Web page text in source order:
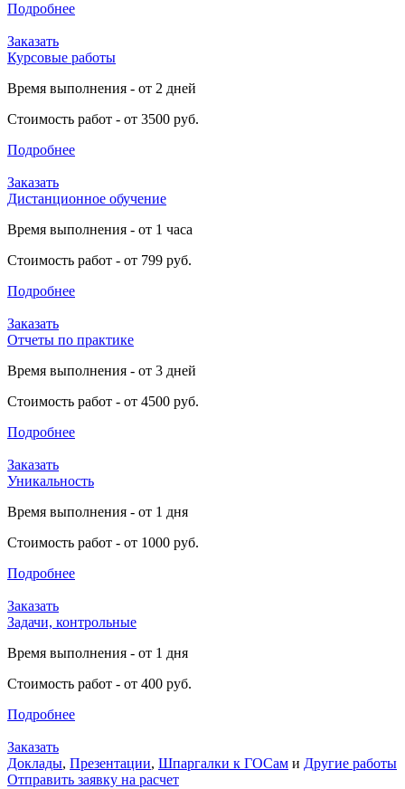
Подробнее
Заказать
Курсовые работы
Время выполнения - от 2 дней
Стоимость работ - от 3500 руб.
Подробнее
Заказать
Дистанционное обучение
Время выполнения - от 1 часа
Стоимость работ - от 799 руб.
Подробнее
Заказать
Отчеты по практике
Время выполнения - от 3 дней
Стоимость работ - от 4500 руб.
Подробнее
Заказать
Уникальность
Время выполнения - от 1 дня
Стоимость работ - от 1000 руб.
Подробнее
Заказать
Задачи, контрольные
Время выполнения - от 1 дня
Стоимость работ - от 400 руб.
Подробнее
Заказать
Доклады, Презентации, Шпаргалки к ГОСам и Другие работы
Отправить заявку на расчет